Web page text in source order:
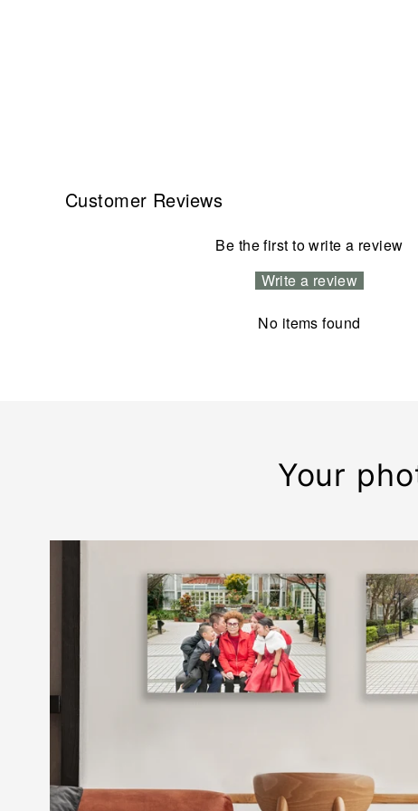
Customer Reviews
Be the first to write a review
Write a review
No items found
Your